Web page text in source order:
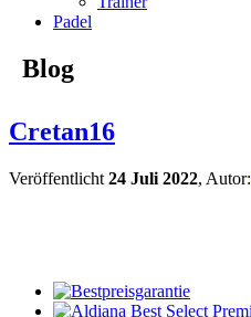
Padel
Blog
Cretan16
Veröffentlicht 24 Juli 2022, Autor: